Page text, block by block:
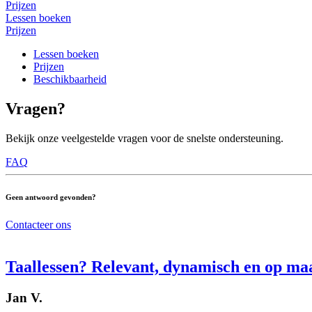
Prijzen
Lessen boeken
Prijzen
Lessen boeken
Prijzen
Beschikbaarheid
Vragen?
Bekijk onze veelgestelde vragen voor de snelste ondersteuning.
FAQ
Geen antwoord gevonden?
Contacteer ons
Taallessen? Relevant, dynamisch en op
Jan V.